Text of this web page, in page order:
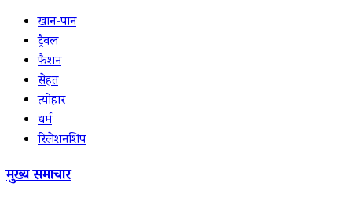
खान-पान
ट्रैवल
फैशन
सेहत
त्योहार
धर्म
रिलेशनशिप
मुख्य समाचार